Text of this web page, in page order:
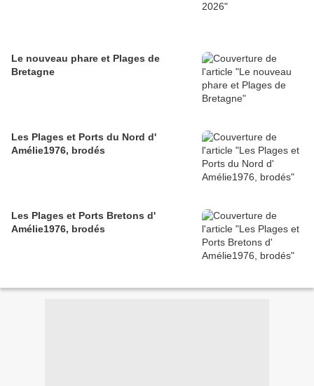
Le nouveau phare et Plages de
Bretagne
Les Plages et Ports du Nord d'
Amélie1976, brodés
Les Plages et Ports Bretons d'
Amélie1976, brodés